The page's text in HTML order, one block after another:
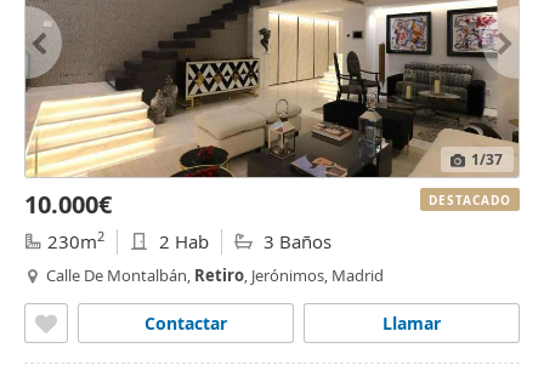
1/37
10.000€
230m2 2 Hab 3 Baños
Calle De Montalbán, Retiro, Jerónimos, Madrid
Llamar
Contactar
DESTACADO